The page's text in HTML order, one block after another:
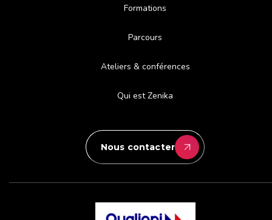
Formations
Parcours
Ateliers & conférences
Qui est Zenika
Nous contacter